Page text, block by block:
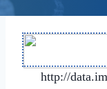
http://